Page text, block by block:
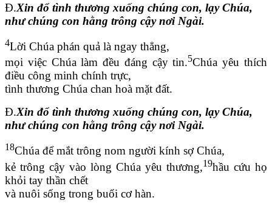
Đ.Xin đổ tình thương xuống chúng con, lạy Chúa,
như chúng con hằng trông cậy nơi Ngài.
4Lời Chúa phán quả là ngay thẳng,
mọi việc Chúa làm đều đáng cậy tin.5Chúa yêu thích
điều công minh chính trực,
tình thương Chúa chan hoà mặt đất.
Đ.Xin đổ tình thương xuống chúng con, lạy Chúa,
như chúng con hằng trông cậy nơi Ngài.
18Chúa để mắt trông nom người kính sợ Chúa,
kẻ trông cậy vào lòng Chúa yêu thương,19hầu cứu họ
khỏi tay thần chết
và nuôi sống trong buổi cơ hàn.